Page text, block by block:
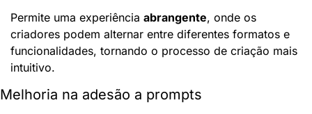
Permite uma experiência abrangente, onde os
criadores podem alternar entre diferentes formatos e
funcionalidades, tornando o processo de criação mais
intuitivo.
Melhoria na adesão a prompts